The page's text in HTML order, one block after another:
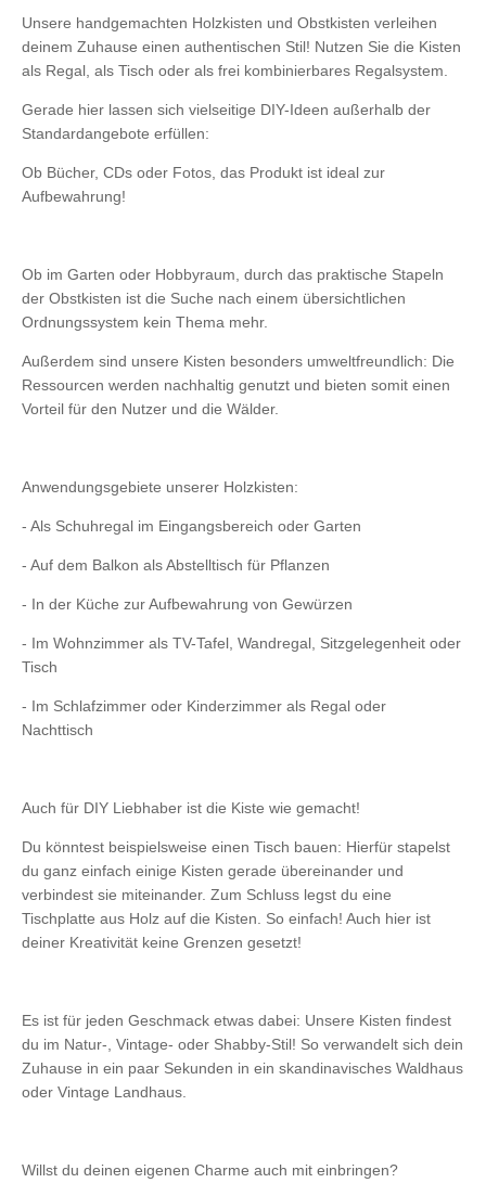
Unsere handgemachten Holzkisten und Obstkisten verleihen
deinem Zuhause einen authentischen Stil! Nutzen Sie die Kisten
als Regal, als Tisch oder als frei kombinierbares Regalsystem.
Gerade hier lassen sich vielseitige DIY-Ideen außerhalb der
Standardangebote erfüllen:
Ob Bücher, CDs oder Fotos, das Produkt ist ideal zur
Aufbewahrung!
Ob im Garten oder Hobbyraum, durch das praktische Stapeln
der Obstkisten ist die Suche nach einem übersichtlichen
Ordnungssystem kein Thema mehr.
Außerdem sind unsere Kisten besonders umweltfreundlich: Die
Ressourcen werden nachhaltig genutzt und bieten somit einen
Vorteil für den Nutzer und die Wälder.
Anwendungsgebiete unserer Holzkisten:
- Als Schuhregal im Eingangsbereich oder Garten
- Auf dem Balkon als Abstelltisch für Pflanzen
- In der Küche zur Aufbewahrung von Gewürzen
- Im Wohnzimmer als TV-Tafel, Wandregal, Sitzgelegenheit oder
Tisch
- Im Schlafzimmer oder Kinderzimmer als Regal oder
Nachttisch
Auch für DIY Liebhaber ist die Kiste wie gemacht!
Du könntest beispielsweise einen Tisch bauen: Hierfür stapelst
du ganz einfach einige Kisten gerade übereinander und
verbindest sie miteinander. Zum Schluss legst du eine
Tischplatte aus Holz auf die Kisten. So einfach! Auch hier ist
deiner Kreativität keine Grenzen gesetzt!
Es ist für jeden Geschmack etwas dabei: Unsere Kisten findest
du im Natur-, Vintage- oder Shabby-Stil! So verwandelt sich dein
Zuhause in ein paar Sekunden in ein skandinavisches Waldhaus
oder Vintage Landhaus.
Willst du deinen eigenen Charme auch mit einbringen?